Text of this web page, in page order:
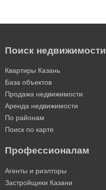
Поиск недвижимости
Квартиры Казань
База объектов
Продажа недвижимости
Аренда недвижимости
По районам
Поиск по карте
Профессионалам
Агенты и риэлторы
Застройщики Казани